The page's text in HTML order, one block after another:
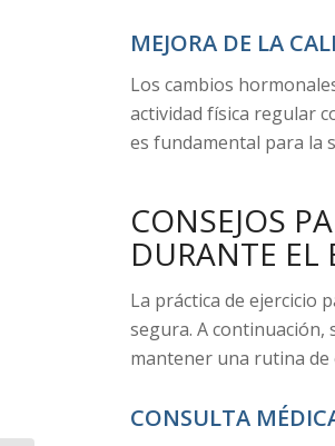
MEJORA DE LA
Los cambios
actividad física regular
es fundamental para la
CONSEJOS
DURANTE EL
La práctica de ejercicio
segura. A continuación,
mantener una rutina de
CONSULTA